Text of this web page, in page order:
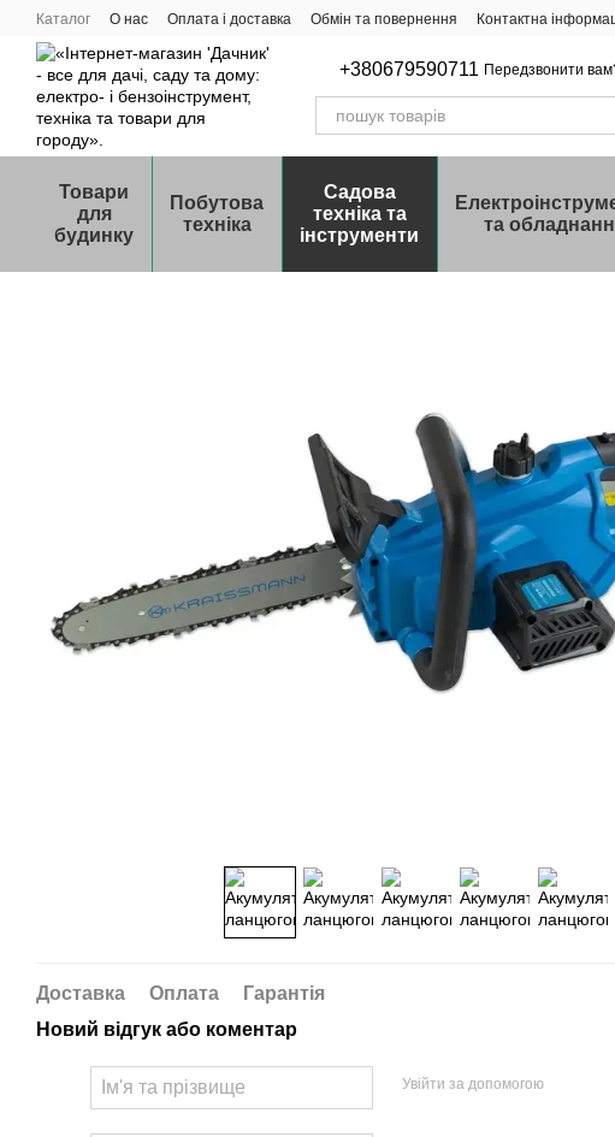
Перейти до основного контенту
Каталог О нас Оплата і доставка Обмін та повернення Контактна
+380679590711 Передзвонити
Товари
для
будинку
Побутова
техніка
Садова
техніка та
інструменти
та
Доставка Оплата
Гарантія
Новий відгук або коментар
Увійти за допомогою